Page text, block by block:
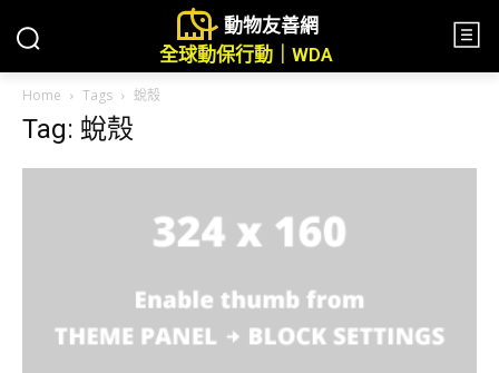
動物友善網
全球動保行動｜WDA
Home Tags 蛻殼
Tag: 蛻殼